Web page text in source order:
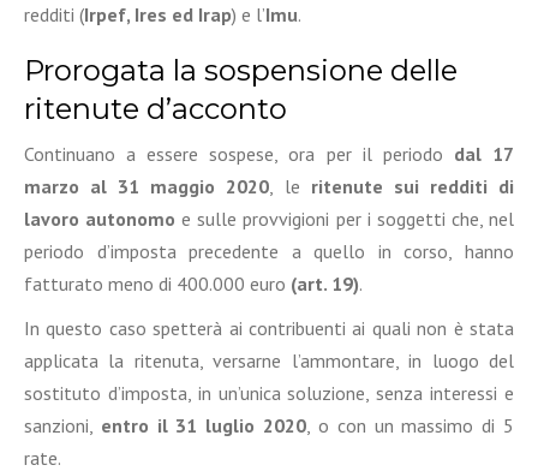
redditi (Irpef, Ires ed Irap) e l’Imu.
Prorogata la sospensione delle
ritenute d’acconto
Continuano a essere sospese, ora per il periodo dal 17
marzo al 31 maggio 2020, le ritenute sui redditi di
lavoro autonomo e sulle provvigioni per i soggetti che, nel
periodo d’imposta precedente a quello in corso, hanno
fatturato meno di 400.000 euro (art. 19).
In questo caso spetterà ai contribuenti ai quali non è stata
applicata la ritenuta, versarne l’ammontare, in luogo del
sostituto d’imposta, in un’unica soluzione, senza interessi e
sanzioni, entro il 31 luglio 2020, o con un massimo di 5
rate.